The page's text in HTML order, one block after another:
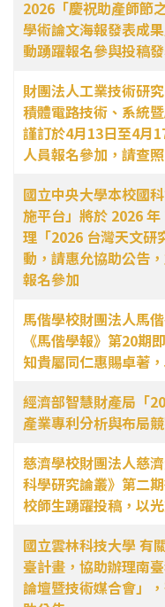
2026「慶祝助產師節
學術論文海報發表成
動踴躍報名參與投稿
財團法人工業技術研
積體電路技術、系統
謹訂於4月13日至4月
人員報名參加，請查照
國立中央大學本校國
施平台」將於 2026
理「2026 台灣天文研
動，請惠允協助公告
報名參加
馬偕學校財團法人馬
《馬偕學報》第20期
知貴屬同仁惠賜卓著
經濟部智慧財產局「
產業專利分析與布局競
慈濟學校財團法人慈
科學研究論叢》第二
校師生踴躍投稿，以
國立雲林科技大學 有
臺計畫，協助辦理南
論壇暨技術媒合會」